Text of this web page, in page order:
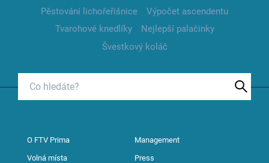
Pěstování lichořeřišnice
Výpočet ascendentu
Tvarohové knedlíky
Nejlepší palačinky
Švestkový koláč
O FTV Prima Management
Volná místa Press